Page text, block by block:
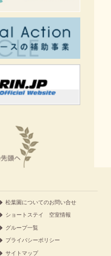
松葉園についてのお問い合せ
ショートステイ 空室情報
グループ一覧
プライバシーポリシー
サイトマップ